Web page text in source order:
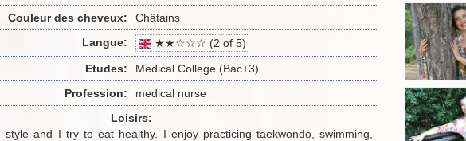
Couleur des cheveux:
Châtains
Langue:
★★☆☆☆ (2 of 5)
Etudes:
Medical College (Bac+3)
Profession:
medical nurse
Loisirs:
and I try to eat healthy. I enjoy practicing taekwondo, swimming,